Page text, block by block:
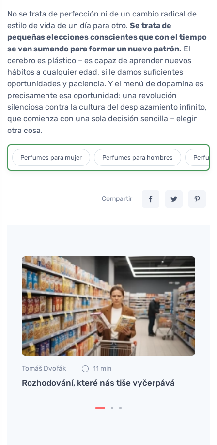
No se trata de perfección ni de un cambio radical de
estilo de vida de un día para otro. Se trata de
pequeñas elecciones conscientes que con el tiempo
se van sumando para formar un nuevo patrón. El
cerebro es plástico – es capaz de aprender nuevos
hábitos a cualquier edad, si le damos suficientes
oportunidades y paciencia. Y el menú de dopamina es
precisamente esa oportunidad: una revolución
silenciosa contra la cultura del desplazamiento infinito,
que comienza con una sola decisión sencilla – elegir
otra cosa.
Perfumes para mujer Perfumes para hombres
Compartir
Tomáš Dvořák 11 min
Rozhodování, které nás tiše vyčerpává